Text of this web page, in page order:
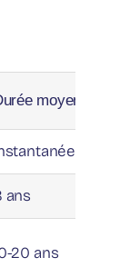
moyenne
ans
20 ans